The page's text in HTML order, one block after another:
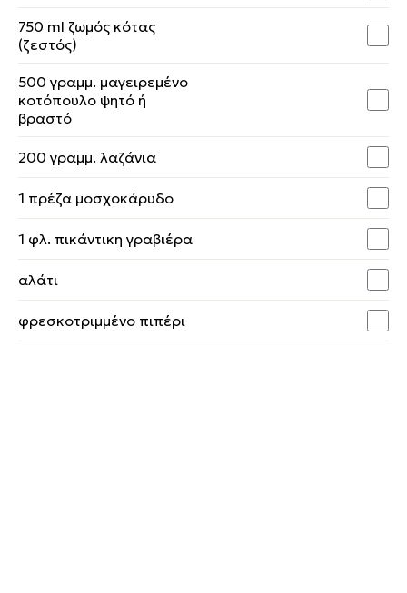
750 ml ζωμός κότας
(ζεστός)
500 γραμμ. μαγειρεμένο
κοτόπουλο ψητό ή
βραστό
200 γραμμ. λαζάνια
1 πρέζα μοσχοκάρυδο
1 φλ. πικάντικη γραβιέρα
αλάτι
φρεσκοτριμμένο πιπέρι